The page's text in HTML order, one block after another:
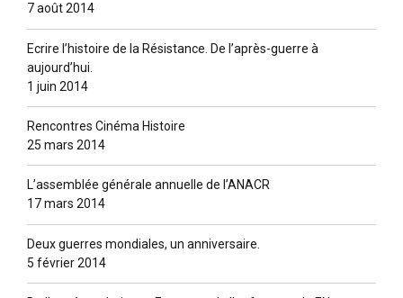
7 août 2014
Ecrire l’histoire de la Résistance. De l’après-guerre à
aujourd’hui.
1 juin 2014
Rencontres Cinéma Histoire
25 mars 2014
L’assemblée générale annuelle de l’ANACR
17 mars 2014
Deux guerres mondiales, un anniversaire.
5 février 2014